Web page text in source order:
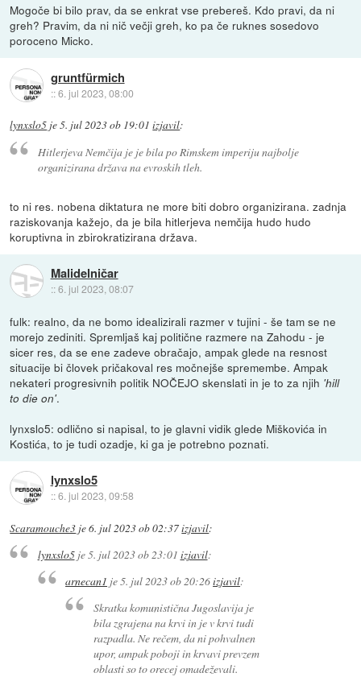
Mogoče bi bilo prav, da se enkrat vse prebereš. Kdo pravi, da ni
greh? Pravim, da ni nič večji greh, ko pa če ruknes sosedovo
poroceno Micko.
gruntfürmich
::6. jul 2023, 08:00
lynxslo5 je5. jul 2023 ob 19:01 izjavil:
Hitlerjeva Nemčija je je bila po Rimskem imperiju najbolje
organizirana država na evroskih tleh.
to ni res. nobena diktatura ne more biti dobro organizirana. zadnja
raziskovanja kažejo, da je bila hitlerjeva nemčija hudo hudo
koruptivna in zbirokratizirana država.
Malidelničar
::6. jul 2023, 08:07
fulk: realno, da ne bomo idealizirali razmer v tujini - še tam se ne
morejo zediniti. Spremljaš kaj politične razmere na Zahodu - je
sicer res, da se ene zadeve obračajo, ampak glede na resnost
situacije bi človek pričakoval res močnejše spremembe. Ampak
nekateri progresivnih politik NOČEJO skenslati in je to za njih 'hill
to die on'.
lynxslo5: odlično si napisal, to je glavni vidik glede Miškovića in
Kostića, to je tudi ozadje, ki ga je potrebno poznati.
lynxslo5
::6. jul 2023, 09:58
Scaramouche3 je6. jul 2023 ob 02:37izjavil:
lynxslo5je5. jul 2023 ob 23:01 izjavil:
arnecan1 je5. jul 2023 ob 20:26izjavil:
Skratka komunistična Jugoslavija je
bila zgrajena na krvi in je v krvi tudi
razpadla. Ne rečem, da ni pohvalnen
upor, ampak poboji in krvavi prevzem
oblasti so to orecej omadeževali.